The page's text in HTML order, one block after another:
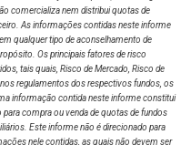
comercializa nem distribui quotas de
As informações contidas neste informe
qualquer tipo de aconselhamento de
Os principais fatores de risco
tais quais, Risco de Mercado, Risco de
regulamentos dos respectivos fundos, os
informação contida neste informe constitui
compra ou venda de quotas de fundos
Este informe não é direcionado para
nele contidas, as quais não devem ser